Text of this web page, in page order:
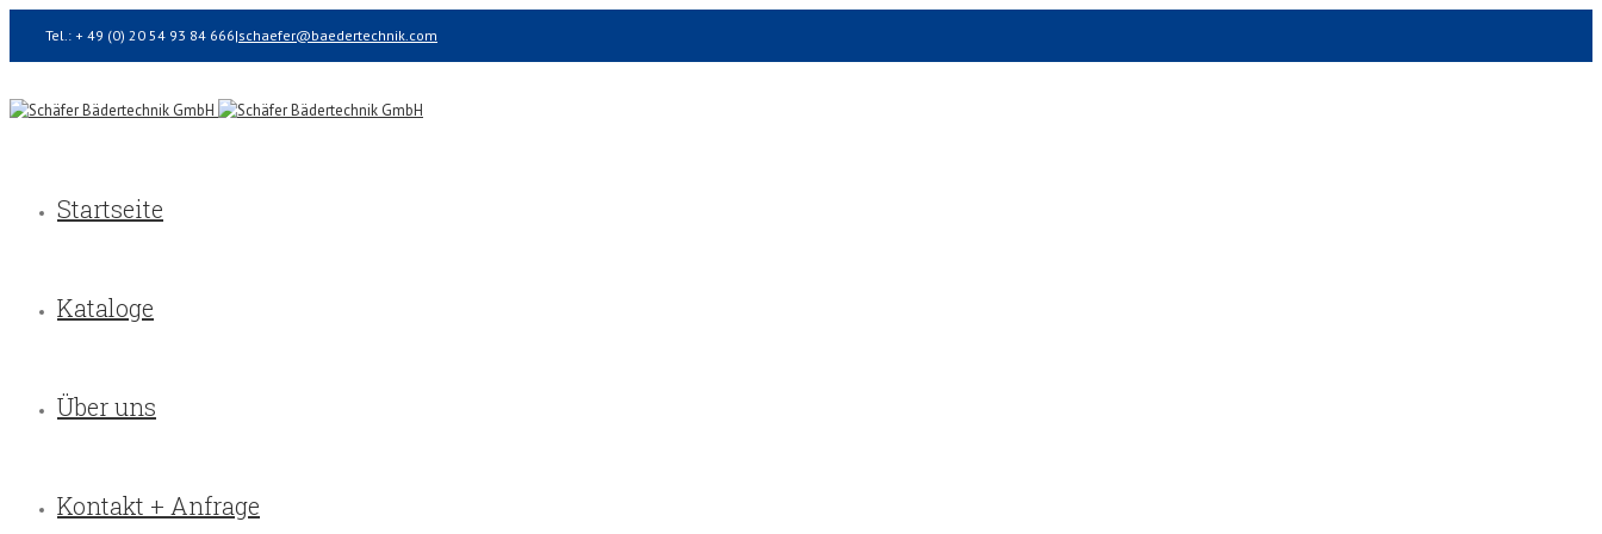
Tel.: + 49 (0) 20 54 93 84 666|schaefer@baedertechnik.com
Startseite
Kataloge
Über uns
Kontakt + Anfrage